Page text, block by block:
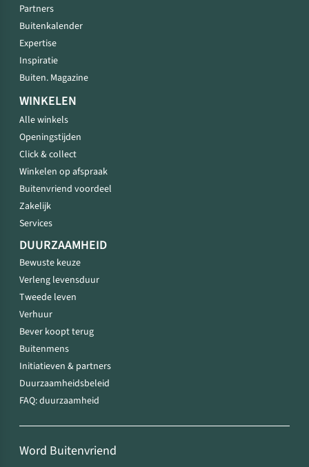
Partners
Buitenkalender
Expertise
Inspiratie
Buiten. Magazine
WINKELEN
Alle winkels
Openingstijden
Click & collect
Winkelen op afspraak
Buitenvriend voordeel
Zakelijk
Services
DUURZAAMHEID
Bewuste keuze
Verleng levensduur
Tweede leven
Verhuur
Bever koopt terug
Buitenmens
Initiatieven & partners
Duurzaamheidsbeleid
FAQ: duurzaamheid
Word Buitenvriend